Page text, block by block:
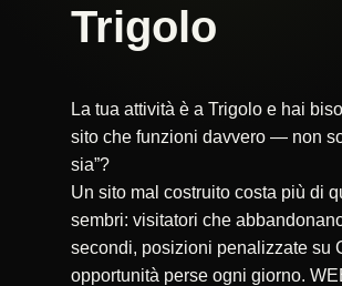
Trigolo
La tua attività è a Trigolo e hai
sito che funzioni davvero — non
sia”?
Un sito mal costruito costa più di
sembri: visitatori che
secondi, posizioni penalizzate su
opportunità perse ogni giorno.